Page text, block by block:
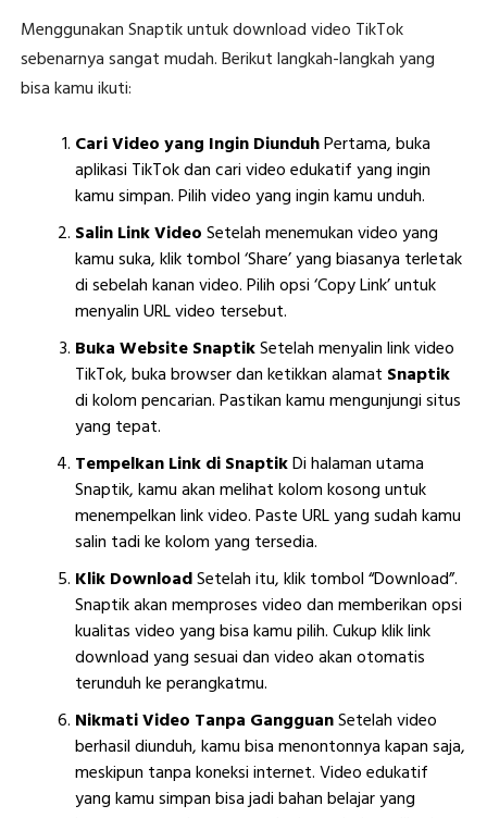
Menggunakan Snaptik untuk download video TikTok
sebenarnya sangat mudah. Berikut langkah-langkah yang
bisa kamu ikuti:
Cari Video yang Ingin DiunduhPertama, buka
aplikasi TikTok dan cari video edukatif yang ingin
kamu simpan. Pilih video yang ingin kamu unduh.
Salin Link VideoSetelah menemukan video yang
kamu suka, klik tombol ‘Share’ yang biasanya terletak
di sebelah kanan video. Pilih opsi ‘Copy Link’ untuk
menyalin URL video tersebut.
Buka Website SnaptikSetelah menyalin link video
TikTok, buka browser dan ketikkan alamat Snaptik
di kolom pencarian. Pastikan kamu mengunjungi situs
yang tepat.
Tempelkan Link di SnaptikDi halaman utama
Snaptik, kamu akan melihat kolom kosong untuk
menempelkan link video. Paste URL yang sudah kamu
salin tadi ke kolom yang tersedia.
Klik DownloadSetelah itu, klik tombol “Download”.
Snaptik akan memproses video dan memberikan opsi
kualitas video yang bisa kamu pilih. Cukup klik link
download yang sesuai dan video akan otomatis
terunduh ke perangkatmu.
Nikmati Video Tanpa GangguanSetelah video
berhasil diunduh, kamu bisa menontonnya kapan saja,
meskipun tanpa koneksi internet. Video edukatif
yang kamu simpan bisa jadi bahan belajar yang